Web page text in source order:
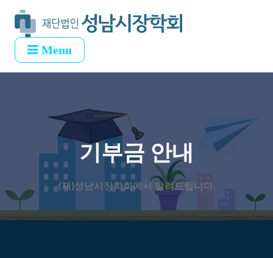
Menu
기부금 안내
(재)성남시장학회에서 알려드립니다.